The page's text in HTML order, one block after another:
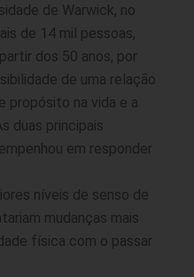
de Warwick, no
de 14 mil pessoas,
dos 50 anos, por
de uma relação
propósito na vida e a
duas principais
em responder
níveis de senso de
mudanças mais
física com o passar